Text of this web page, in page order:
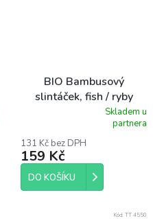
BIO Bambusový
slintáček, fish / ryby
produktu
je
5,0
5
Skladem u
partnera
131 Kč bez DPH
159 Kč
DO KOŠÍKU
Kód: TT 4550